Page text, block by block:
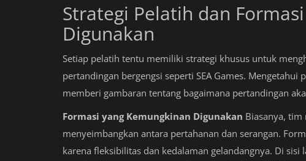
Strategi Pelatih dan
Digunakan
Setiap pelatih tentu memiliki strategi khusus untuk
pertandingan bergengsi seperti SEA Games.
memberi gambaran tentang bagaimana pertandingan
Formasi yang Kemungkinan Digunakan Biasanya,
menyeimbangkan antara pertahanan dan serangan.
karena fleksibilitas dan kedalaman gelandangnya. Di